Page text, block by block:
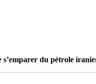
s’emparer du pétrole